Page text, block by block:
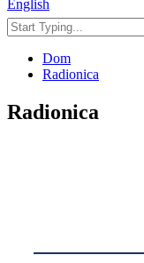
English
Dom
Radionica
Radionica